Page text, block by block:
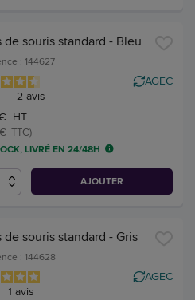
de souris standard - Bleu
: 144627
- 2 avis
AGEC
HT
TTC)
LIVRÉ EN 24/48H
AJOUTER
de souris standard - Gris
: 144628
1 avis
AGEC